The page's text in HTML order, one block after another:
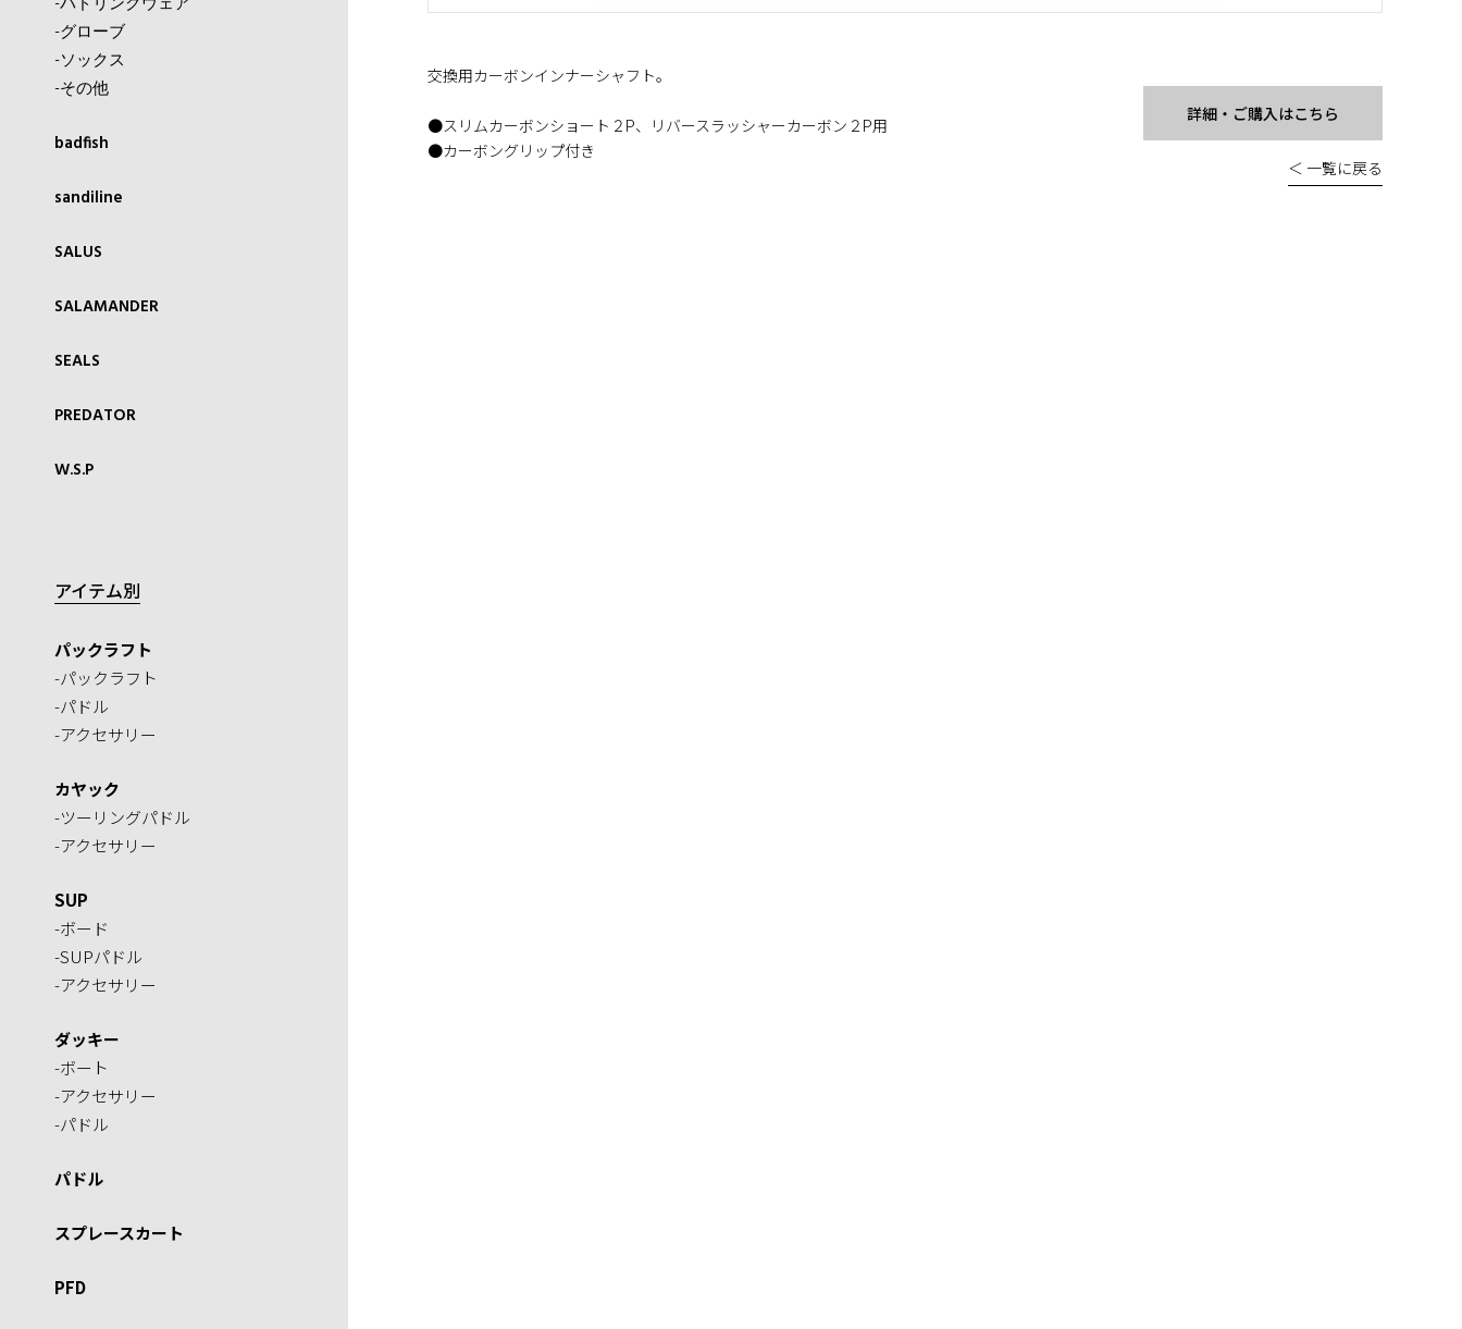
-グローブ
-ソックス
-その他
badfish
sandiline
SALUS
SALAMANDER
SEALS
PREDATOR
W.S.P
アイテム別
パックラフト
-パックラフト
-パドル
-アクセサリー
カヤック
-ツーリングパドル
-アクセサリー
SUP
-ボード
-SUPパドル
-アクセサリー
ダッキー
-ボート
-アクセサリー
-パドル
パドル
スプレースカート
PFD
交換用カーボンインナーシャフト。
●スリムカーボンショート２P、リバースラッシャーカーボン２P用
●カーボングリップ付き
詳細・ご購入はこちら
＜ 一覧に戻る